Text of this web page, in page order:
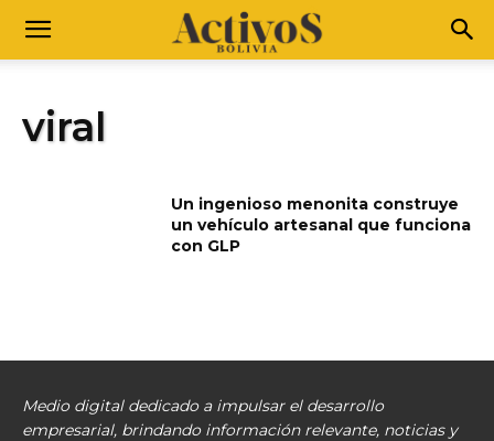
viral
Un ingenioso menonita construye
un vehículo artesanal que funciona
con GLP
Medio digital dedicado a impulsar el desarrollo
empresarial, brindando información relevante, noticias y